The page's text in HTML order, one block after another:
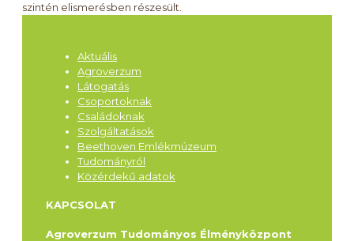
szintén elismerésben részesült.
Aktuális
Agroverzum
Látogatás
Csoportoknak
Családoknak
Szolgáltatások
Beethoven Emlékmúzeum
Tudományról
Közérdekű adatok
KAPCSOLAT
Agroverzum Tudományos Élményközpont